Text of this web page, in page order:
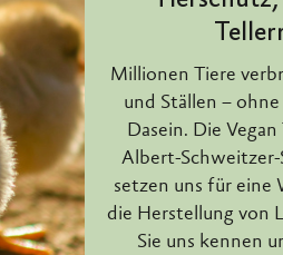
Millionen Tiere
und Ställen –
Dasein. Die
Albert-
setzen uns für eine
die Herstellung von
Sie uns kennen